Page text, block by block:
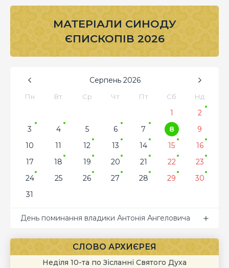
МАТЕРІАЛИ СИНОДУ
ЄПИСКОПІВ 2026
Серпень 2026
Пн Вт Ср Чт Пт Сб Нд
1
2
3
4 5 6 7 8
9
10
11 12 13 14 15
16
17
18 19 20 21 22
23
24
25 26 27 28 29
30
31
День поминання владики Антонія Ангеловича
СЛОВО АРХИЄРЕЯ
Неділя 10-та по Зісланні Святого Духа